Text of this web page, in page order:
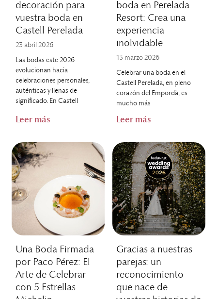
decoración para
vuestra boda en
Castell Perelada
23 abril 2026
Las bodas este 2026
evolucionan hacia
celebraciones personales,
auténticas y llenas de
significado. En Castell
Leer más
boda en Perelada
Resort: Crea una
experiencia
inolvidable
13 marzo 2026
Celebrar una boda en el
Castell Perelada, en pleno
corazón del Empordà, es
mucho más
Leer más
Una Boda Firmada
por Paco Pérez: El
Arte de Celebrar
con 5 Estrellas
Gracias a nuestras
parejas: un
reconocimiento
que nace de